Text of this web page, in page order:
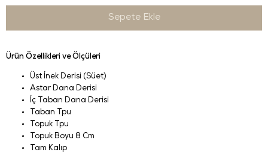
Ürün Özellikleri ve Ölçüleri
Üst İnek Derisi (Süet)
Astar Dana Derisi
İç Taban Dana Derisi
Taban Tpu
Topuk Tpu
Topuk Boyu 8 Cm
Tam Kalıp